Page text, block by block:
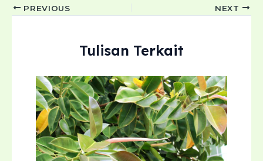
Post
PREVIOUS NEXT
Tulisan Terkait